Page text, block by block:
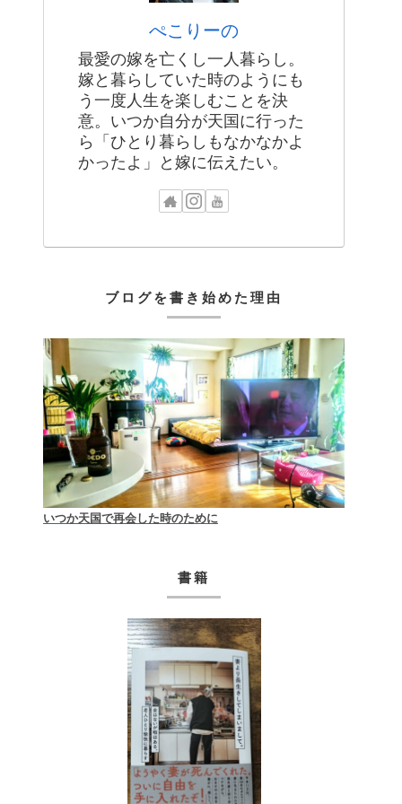
ぺこりーの
最愛の嫁を亡くし一人暮らし。
嫁と暮らしていた時のようにも
う一度人生を楽しむことを決
意。いつか自分が天国に行った
ら「ひとり暮らしもなかなかよ
かったよ」と嫁に伝えたい。
ブログを書き始めた理由
いつか天国で再会した時のために
書籍